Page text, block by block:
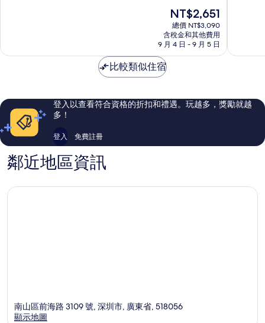
飯
棒
評
論
現
在
價
格
為
NT$2,651
總價 NT$3,090
含稅金和其他費用
9 月 4 日 - 9 月 5 日
山
極
評
論
比較類似住宿
登入以查看符合資格的折扣和禮遇。玩越多，獎勵就越
多！
登入 免費註冊
鄰近地區資訊
南山區前海路 3109 號, 深圳市, 廣東省, 518056
顯示地圖